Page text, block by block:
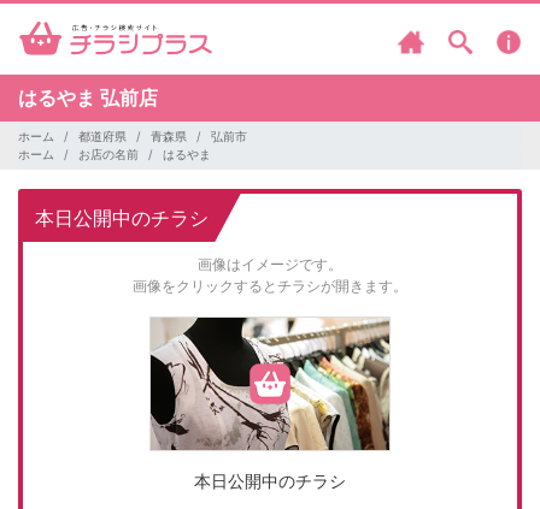
はるやま 弘前店
ホーム 都道府県 青森県
弘前市
ホーム
お店の名前 はるやま
本日公開中のチラシ
画像はイメージです。
画像をクリックするとチラシが開きます。
本日公開中のチラシ